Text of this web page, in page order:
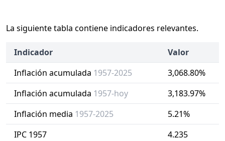
La siguiente tabla contiene indicadores relevantes.
Indicador
Valor
Inflación acumulada 1957-2025
3,068.80%
Inflación acumulada 1957-hoy
3,183.97%
Inflación media 1957-2025
5.21%
IPC 1957
4.235